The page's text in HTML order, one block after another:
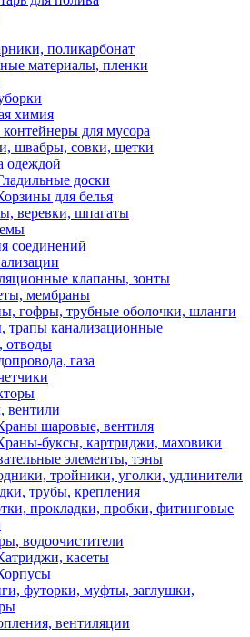
поликарбонат
материалы, пленки
химия
для мусора
швабры, совки, щетки
одеждой
доски
для белья
веревки, шпагаты
соединений
клапаны, зонты
мембраны
гофры, трубные оболочки, шланги
трапы канализационные
отводы
газа
вентили
шаровые, вентиля
буксы, картриджи, маховики
элементы, тэны
тройники, уголки, удлинители
трубы, крепления
прокладки, пробки, фитинговые
водоочистители
касеты
футорки, муфты, заглушки,
вентиляции